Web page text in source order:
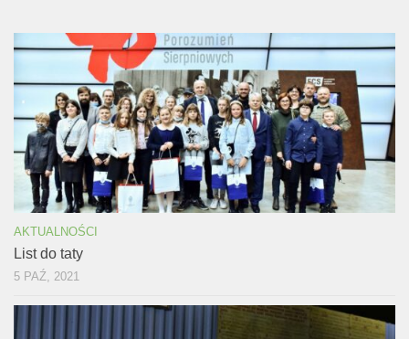
AKTUALNOŚCI
List do taty
5 PAŹ, 2021